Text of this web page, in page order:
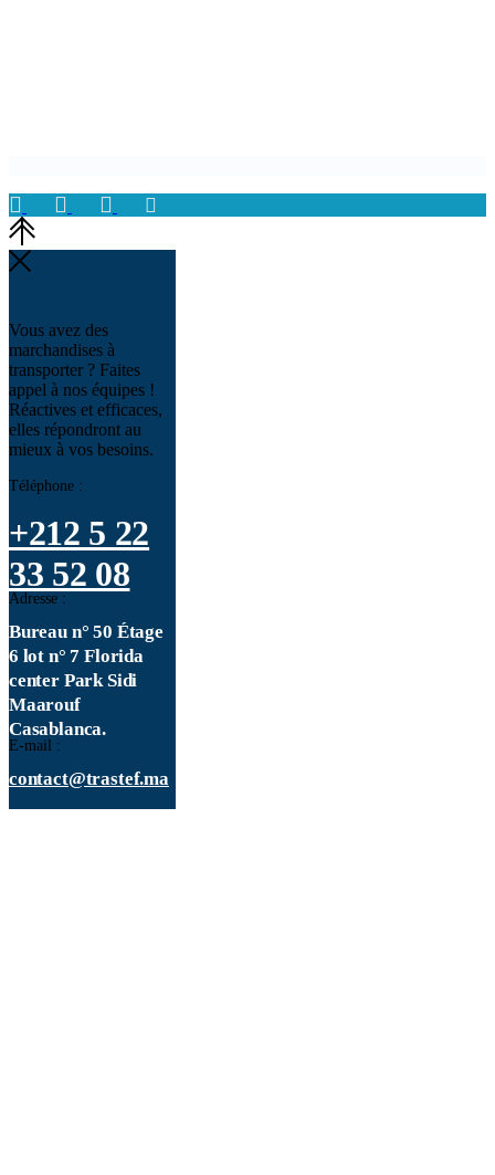
Vous avez des
marchandises à
transporter ? Faites
appel à nos équipes !
Réactives et efficaces,
elles répondront au
mieux à vos besoins.
Téléphone :
+212 5 22
33 52 08
Adresse :
Bureau n° 50 Étage
6 lot n° 7 Florida
center Park Sidi
Maarouf
Casablanca.
E-mail :
contact@trastef.ma